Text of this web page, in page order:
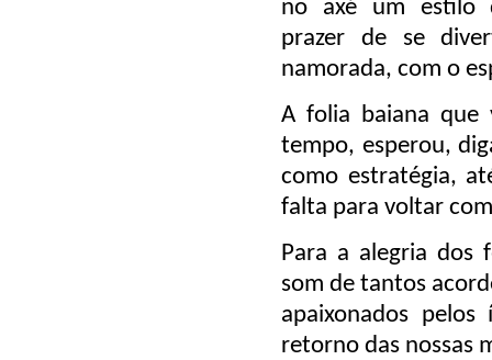
no axé um estilo
prazer de se
namorada, com o
A folia baiana
tempo, esperou,
como estratégia,
falta para voltar
Para a alegria dos
som de tantos
apaixonados
retorno das nossas